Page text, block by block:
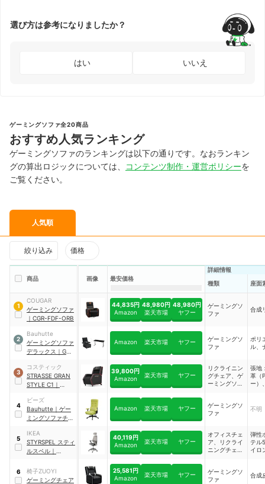
選び方は参考になりましたか？
はい いいえ
ゲーミングソファ全20商品
おすすめ人気ランキング
ゲーミングソファのランキングは以下の通りです。なおランキン
グの算出ロジックについては、
コンテンツ制作・運営ポリシーを
ご覧ください。
人気順
絞り込み 価格
商品 画像 最安価格
詳細情報
種類
座面
1
COUGAR
ゲーミングソファ
｜ CGR-FDF-ORB
44,835円
Amazon
48,980円
楽天市場
48,980円
ヤフー
ゲーミングソ
ファ
合成
2
Bauhutte
ゲーミングソファ
デラックス ｜ G-
Amazon 楽天市場 ヤフー
ゲーミングソ
ファ
ポリ
ル、
3
コスティック
STRASSE GRAN
STYLE C1 ｜
39,800円
Amazon
楽天市場 ヤフー
リクライニン
グチェア、ゲ
ーミングソフ
張地
革（
ー）
4
ビーズ
Bauhutte ｜ ゲー
ミングソファチェ
Amazon 楽天市場 ヤフー
ゲーミングソ
ファ
不明
5
IKEA
STYRSPEL スティ
ルスペル ｜
40,119円
Amazon
楽天市場 ヤフー
オフィスチェ
ア、リクライ
ニングチェ
弾性
テル
イロ
6
椅子ZUOYI
ゲーミングチェア
25,581円
Amazon
楽天市場 ヤフー
ゲーミングソ
ファ
合成